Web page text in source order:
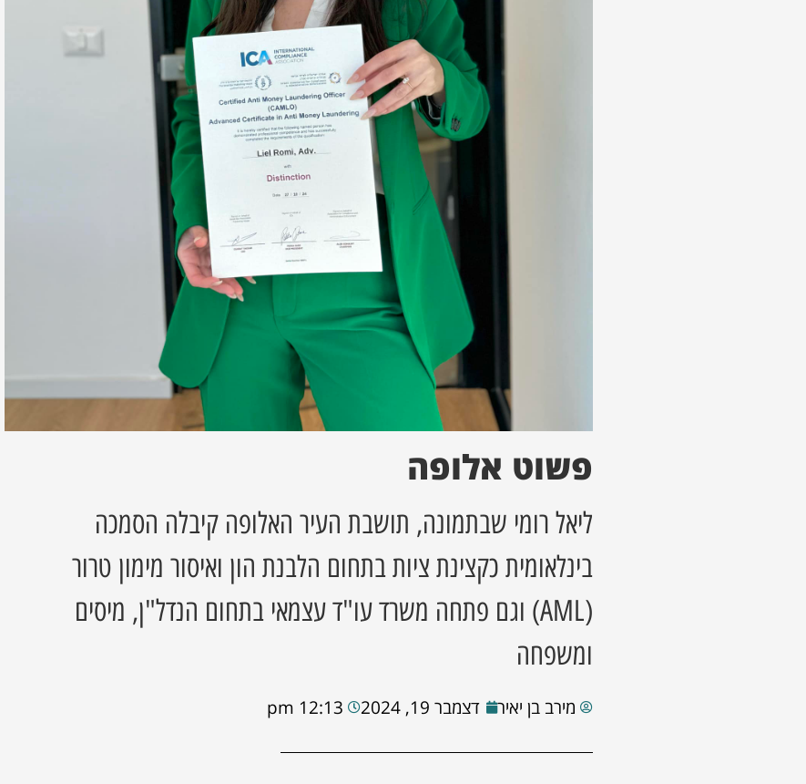
פשוט אלופה
ליאל רומי שבתמונה, תושבת העיר האלופה קיבלה הסמכה
בינלאומית כקצינת ציות בתחום הלבנת הון ואיסור מימון טרור
(AML) וגם פתחה משרד עו"ד עצמאי בתחום הנדל"ן, מיסים
ומשפחה
מירב בן יאיר דצמבר 19, 2024 12:13 pm